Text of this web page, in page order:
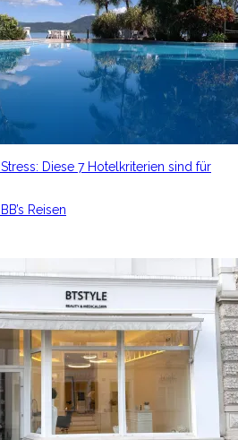
Diese 7 Hotelkriterien sind für
Reisen